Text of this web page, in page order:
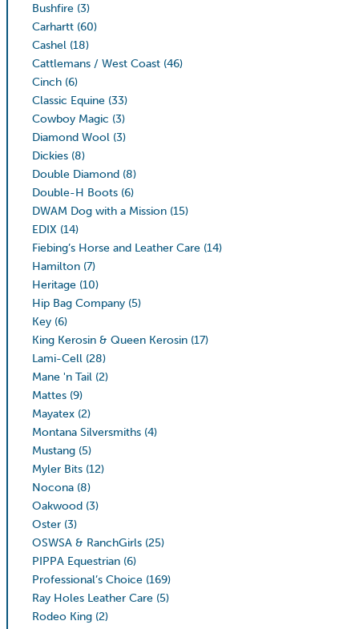
Bushfire (3)
Carhartt (60)
Cashel (18)
Cattlemans / West Coast (46)
Cinch (6)
Classic Equine (33)
Cowboy Magic (3)
Diamond Wool (3)
Dickies (8)
Double Diamond (8)
Double-H Boots (6)
DWAM Dog with a Mission (15)
EDIX (14)
Fiebing’s Horse and Leather Care (14)
Hamilton (7)
Heritage (10)
Hip Bag Company (5)
Key (6)
King Kerosin & Queen Kerosin (17)
Lami-Cell (28)
Mane 'n Tail (2)
Mattes (9)
Mayatex (2)
Montana Silversmiths (4)
Mustang (5)
Myler Bits (12)
Nocona (8)
Oakwood (3)
Oster (3)
OSWSA & RanchGirls (25)
PIPPA Equestrian (6)
Professional’s Choice (169)
Ray Holes Leather Care (5)
Rodeo King (2)